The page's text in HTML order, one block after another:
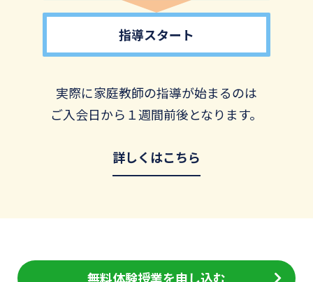
指導スタート
実際に家庭教師の指導が始まるのは
ご入会日から１週間前後となります。
詳しくはこちら
無料体験授業を申し込む